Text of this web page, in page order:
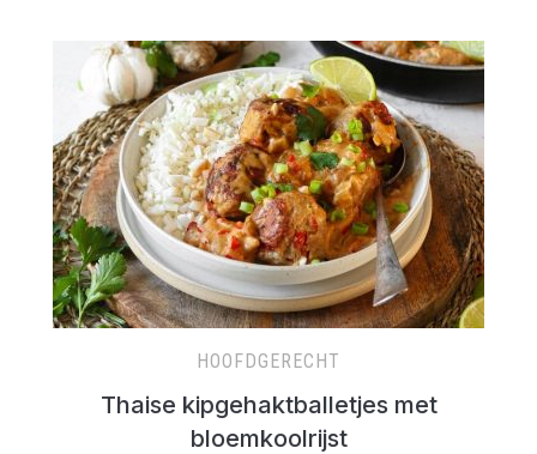
HOOFDGERECHT
Thaise kipgehaktballetjes met
bloemkoolrijst